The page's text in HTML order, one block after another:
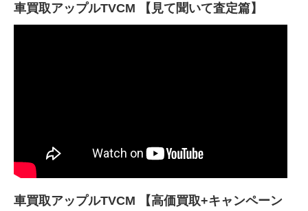
車買取アップルTVCM 【見て聞いて査定篇】
車買取アップルTVCM 【高価買取+キャンペーン